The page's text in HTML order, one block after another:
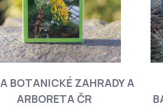
BOTANICKÉ ZAHRADY A
ARBORETA ČR